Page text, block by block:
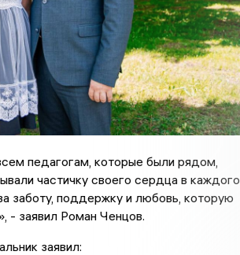
педагогам, которые были рядом,
частичку своего сердца в каждого
заботу, поддержку и любовь, которую
- заявил Роман Ченцов.
заявил: